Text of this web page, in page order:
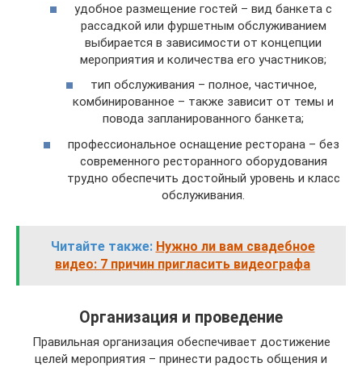
удобное размещение гостей – вид банкета с
рассадкой или фуршетным обслуживанием
выбирается в зависимости от концепции
мероприятия и количества его участников;
тип обслуживания – полное, частичное,
комбинированное – также зависит от темы и
повода запланированного банкета;
профессиональное оснащение ресторана – без
современного ресторанного оборудования
трудно обеспечить достойный уровень и класс
обслуживания.
Читайте также: Нужно ли вам свадебное
видео: 7 причин пригласить видеографа
Организация и проведение
Правильная организация обеспечивает достижение
целей мероприятия – принести радость общения и